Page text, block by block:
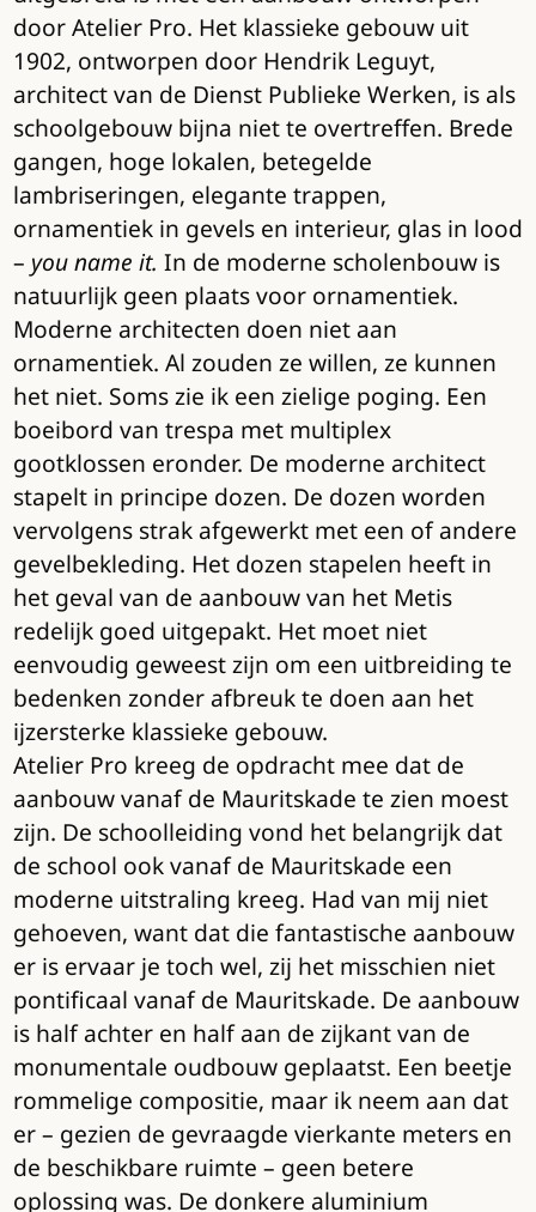
door Atelier Pro. Het klassieke gebouw uit
1902, ontworpen door Hendrik Leguyt,
architect van de Dienst Publieke Werken, is als
schoolgebouw bijna niet te overtreffen. Brede
gangen, hoge lokalen, betegelde
lambriseringen, elegante trappen,
ornamentiek in gevels en interieur, glas in lood
– you name it. In de moderne scholenbouw is
natuurlijk geen plaats voor ornamentiek.
Moderne architecten doen niet aan
ornamentiek. Al zouden ze willen, ze kunnen
het niet. Soms zie ik een zielige poging. Een
boeibord van trespa met multiplex
gootklossen eronder. De moderne architect
stapelt in principe dozen. De dozen worden
vervolgens strak afgewerkt met een of andere
gevelbekleding. Het dozen stapelen heeft in
het geval van de aanbouw van het Metis
redelijk goed uitgepakt. Het moet niet
eenvoudig geweest zijn om een uitbreiding te
bedenken zonder afbreuk te doen aan het
ijzersterke klassieke gebouw.
Atelier Pro kreeg de opdracht mee dat de
aanbouw vanaf de Mauritskade te zien moest
zijn. De schoolleiding vond het belangrijk dat
de school ook vanaf de Mauritskade een
moderne uitstraling kreeg. Had van mij niet
gehoeven, want dat die fantastische aanbouw
er is ervaar je toch wel, zij het misschien niet
pontificaal vanaf de Mauritskade. De aanbouw
is half achter en half aan de zijkant van de
monumentale oudbouw geplaatst. Een beetje
rommelige compositie, maar ik neem aan dat
er – gezien de gevraagde vierkante meters en
de beschikbare ruimte – geen betere
oplossing was. De donkere aluminium